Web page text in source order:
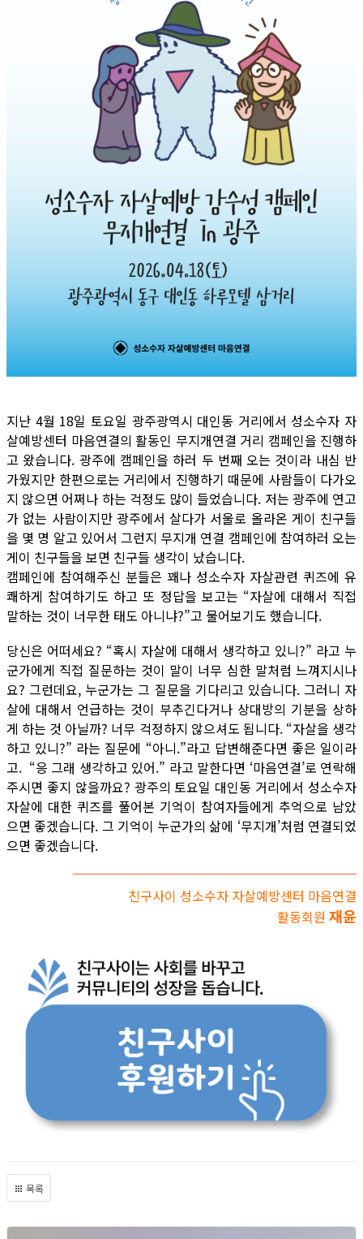
지난 4월 18일 토요일 광주광역시 대인동 거리에서 성소수자 자
살예방센터 마음연결의 활동인 무지개연결 거리 캠페인을 진행하
고 왔습니다. 광주에 캠페인을 하러 두 번째 오는 것이라 내심 반
가웠지만 한편으로는 거리에서 진행하기 때문에 사람들이 다가오
지 않으면 어쩌나 하는 걱정도 많이 들었습니다. 저는 광주에 연고
가 없는 사람이지만 광주에서 살다가 서울로 올라온 게이 친구들
을 몇 명 알고 있어서 그런지 무지개 연결 캠페인에 참여하러 오는
게이 친구들을 보면 친구들 생각이 났습니다.
캠페인에 참여해주신 분들은 꽤나 성소수자 자살관련 퀴즈에 유
쾌하게 참여하기도 하고 또 정답을 보고는 “자살에 대해서 직접
말하는 것이 너무한 태도 아니냐?”고 물어보기도 했습니다.
당신은 어떠세요? “혹시 자살에 대해서 생각하고 있니?” 라고 누
군가에게 직접 질문하는 것이 말이 너무 심한 말처럼 느껴지시나
요? 그런데요, 누군가는 그 질문을 기다리고 있습니다. 그러니 자
살에 대해서 언급하는 것이 부추긴다거나 상대방의 기분을 상하
게 하는 것 아닐까? 너무 걱정하지 않으셔도 됩니다. “자살을 생각
하고 있니?” 라는 질문에 “아니.”라고 답변해준다면 좋은 일이라
고. “응 그래 생각하고 있어.” 라고 말한다면 ‘마음연결’로 연락해
주시면 좋지 않을까요? 광주의 토요일 대인동 거리에서 성소수자
자살에 대한 퀴즈를 풀어본 기억이 참여자들에게 추억으로 남았
으면 좋겠습니다. 그 기억이 누군가의 삶에 ‘무지개’처럼 연결되었
으면 좋겠습니다.
친구사이 성소수자 자살예방센터 마음연결
활동회원 재윤
목록